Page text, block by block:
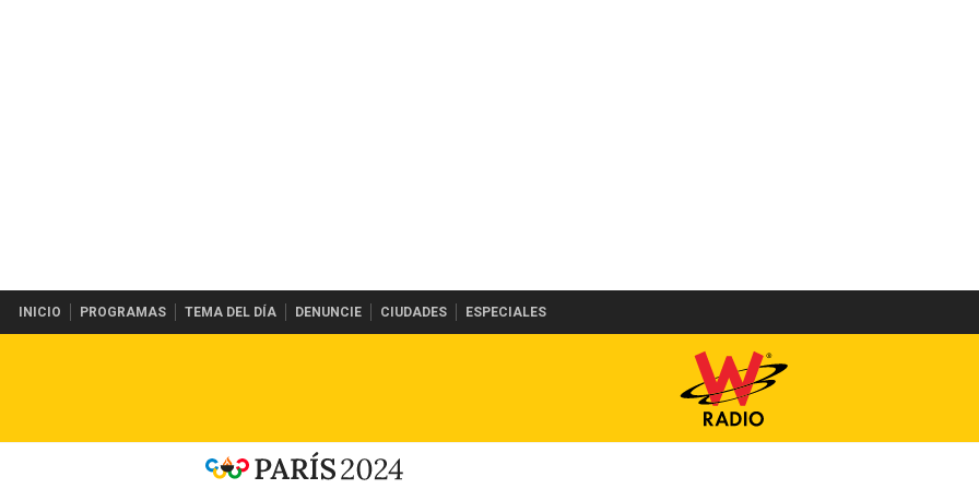
INICIO PROGRAMAS TEMA DEL DÍA DENUNCIE CIUDADES ESPECIALES